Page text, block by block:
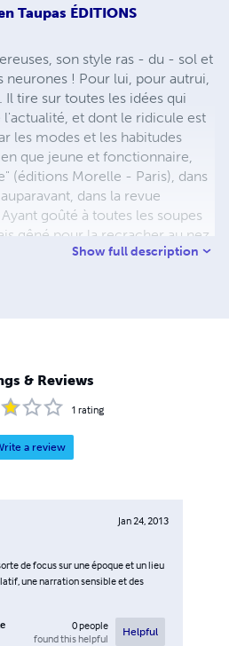
Taupas ÉDITIONS
son style ras - du - sol et
neurones ! Pour lui, pour autrui,
tire sur toutes les idées qui
et dont le ridicule est
les modes et les habitudes
que jeune et fonctionnaire,
(éditions Morelle - Paris), dans
dans la revue
goûté à toutes les soupes
gêné pour la recracher au nez
soient écrivaillons à piston,
Show full description
& Reviews
1 rating
a review
Jan 24, 2013
de focus sur une époque et un lieu
une narration sensible et des
0people
found this helpful
Helpful